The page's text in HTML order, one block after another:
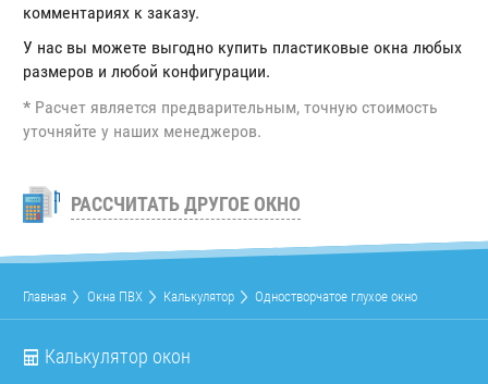
комментариях к заказу.
У нас вы можете выгодно купить пластиковые окна любых
размеров и любой конфигурации.
* Расчет является предварительным, точную стоимость
уточняйте у наших менеджеров.
РАССЧИТАТЬ ДРУГОЕ ОКНО
Главная Окна ПВХ Калькулятор Одностворчатое глухое окно
Калькулятор окон